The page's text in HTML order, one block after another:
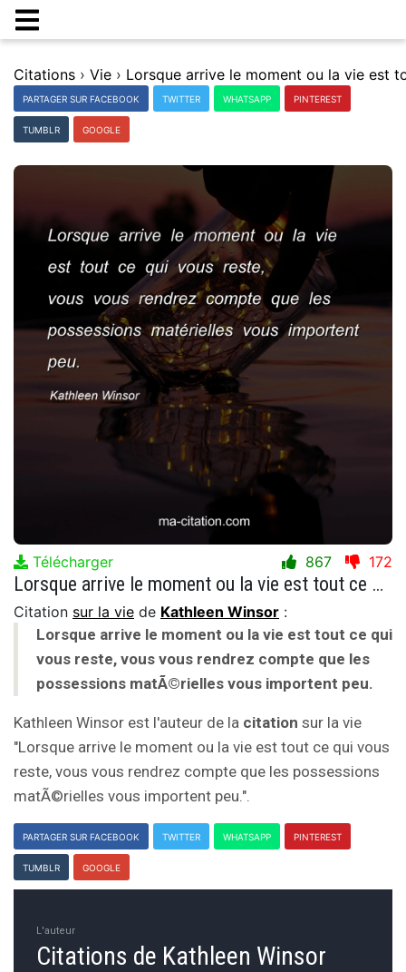
Citations › Vie ›
PARTAGER SUR FACEBOOK TWITTER WHATSAPP PINTEREST
TUMBLR GOOGLE
Télécharger 867 172
Lorsque arrive le moment ou la vie est tout ce qui vous reste, vous vous rendrez compte que les possessions matÃ©rielles vous importent peu.
Citation sur la vie de Kathleen Winsor :
Lorsque arrive le moment ou la vie est tout ce qui
vous reste, vous vous rendrez compte que les
possessions matÃ©rielles vous importent peu.
Kathleen Winsor est l'auteur de la citation sur la vie
"Lorsque arrive le moment ou la vie est tout ce qui vous
reste, vous vous rendrez compte que les possessions
matÃ©rielles vous importent peu.".
PARTAGER SUR FACEBOOK TWITTER WHATSAPP PINTEREST
TUMBLR GOOGLE
L'auteur
Citations de Kathleen Winsor